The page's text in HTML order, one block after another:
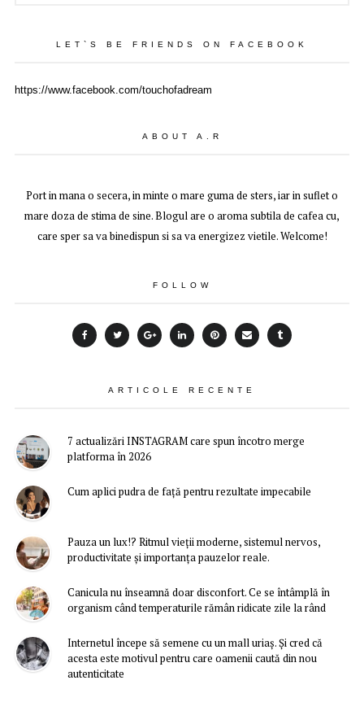
LET`S BE FRIENDS ON FACEBOOK
https://www.facebook.com/touchofadream
ABOUT A.R
Port in mana o secera, in minte o mare guma de sters, iar in suflet o
mare doza de stima de sine. Blogul are o aroma subtila de cafea cu,
care sper sa va binedispun si sa va energizez vietile. Welcome!
FOLLOW
ARTICOLE RECENTE
7 actualizări INSTAGRAM care spun încotro merge
platforma în 2026
Cum aplici pudra de față pentru rezultate impecabile
Pauza un lux!? Ritmul vieții moderne, sistemul nervos,
productivitate și importanța pauzelor reale.
Canicula nu înseamnă doar disconfort. Ce se întâmplă în
organism când temperaturile rămân ridicate zile la rând
Internetul începe să semene cu un mall uriaș. Și cred că
acesta este motivul pentru care oamenii caută din nou
autenticitate